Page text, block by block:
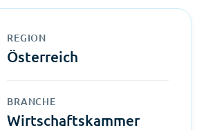
REGION
Österreich
BRANCHE
Wirtschaftskammer